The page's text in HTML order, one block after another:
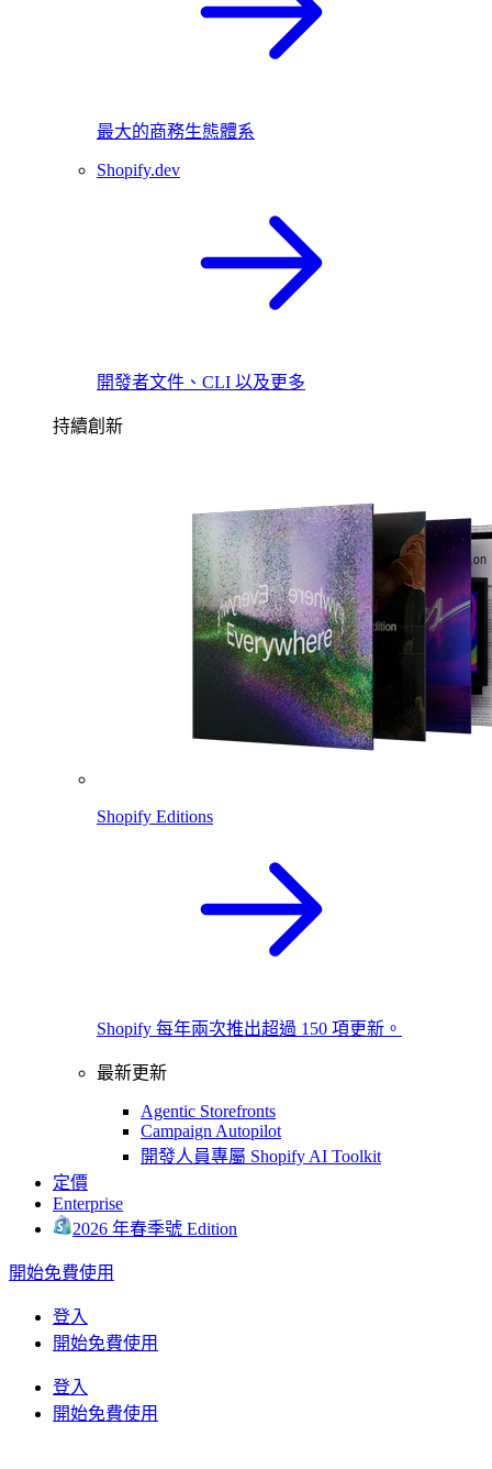
最大的商務生態體系
Shopify.dev
開發者文件、CLI 以及更多
持續創新
Shopify Editions
Shopify 每年兩次推出超過 150 項更新。
最新更新
Agentic Storefronts
Campaign Autopilot
開發人員專屬 Shopify AI Toolkit
定價
Enterprise
2026 年春季號 Edition
開始免費使用
登入
開始免費使用
登入
開始免費使用